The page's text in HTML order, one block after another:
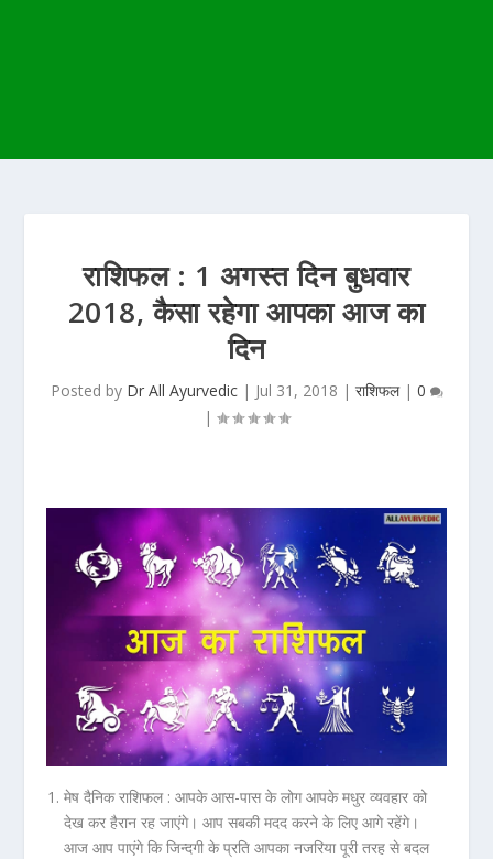
राशिफल : 1 अगस्त दिन बुधवार
2018, कैसा रहेगा आपका आज का
दिन
Posted by Dr All Ayurvedic| Jul 31, 2018 | राशिफल| 0
|
मेष दैनिक राशिफल :आपके आस-पास के लोग आपके मधुर व्यवहार को
देख कर हैरान रह जाएंगे। आप सबकी मदद करने के लिए आगे रहेंगे।
आज आप पाएंगे कि जिन्दगी के प्रति आपका नजरिया पूरी तरह से बदल